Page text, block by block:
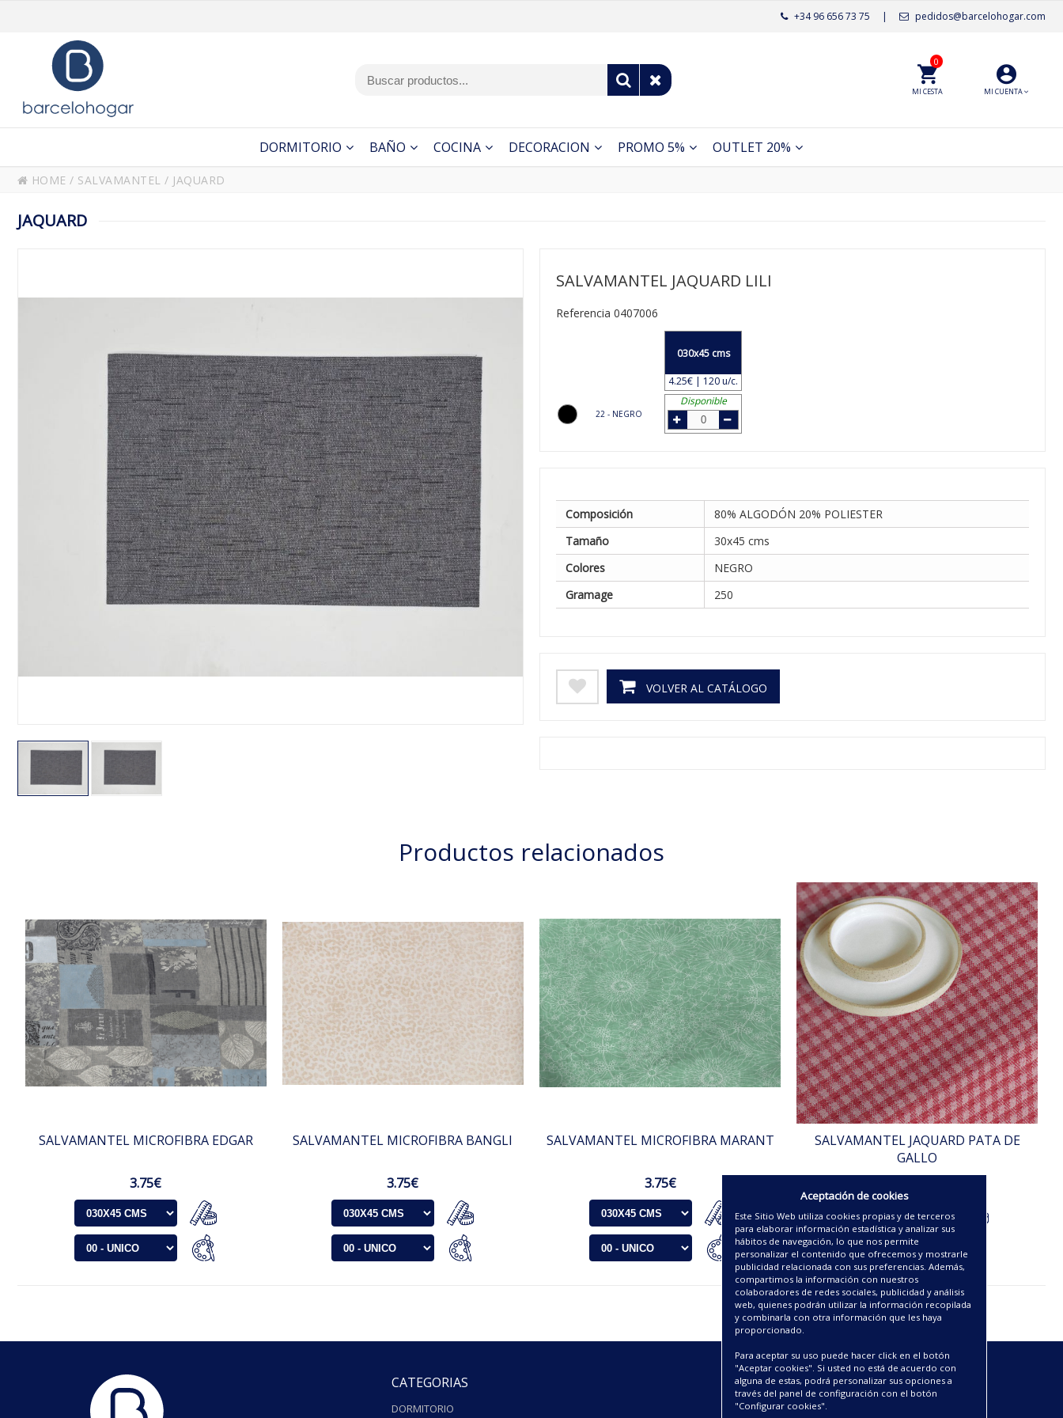
pedidos@barcelohogar.com
|
+34 96 656 73 75
MI CUENTA
MI CESTA
0
DORMITORIO BAÑO COCINA DECORACION PROMO 5% OUTLET 20%
HOME / SALVAMANTEL / JAQUARD
JAQUARD
SALVAMANTEL JAQUARD LILI
Referencia 0407006
22 - NEGRO
030x45 cms
4.25€ | 120 u/c.
Disponible
Composición
80% ALGODÓN 20% POLIESTER
Tamaño
30x45 cms
Colores
NEGRO
Gramage
250
VOLVER AL CATÁLOGO
Productos relacionados
SALVAMANTEL MICROFIBRA EDGAR
3.75€
SALVAMANTEL MICROFIBRA BANGLI
3.75€
SALVAMANTEL MICROFIBRA MARANT
3.75€
SALVAMANTEL JAQUARD PATA DE
GALLO
CATEGORIAS
DORMITORIO
ENLACES
CATÁLOGOS PDF
Aceptación de cookies
Este Sitio Web utiliza cookies propias y de terceros
para elaborar información estadística y analizar sus
hábitos de navegación, lo que nos permite
personalizar el contenido que ofrecemos y mostrarle
publicidad relacionada con sus preferencias. Además,
compartimos la información con nuestros
colaboradores de redes sociales, publicidad y análisis
web, quienes podrán utilizar la información recopilada
y combinarla con otra información que les haya
proporcionado.
Para aceptar su uso puede hacer click en el botón
"Aceptar cookies". Si usted no está de acuerdo con
alguna de estas, podrá personalizar sus opciones a
través del panel de configuración con el botón
"Configurar cookies".